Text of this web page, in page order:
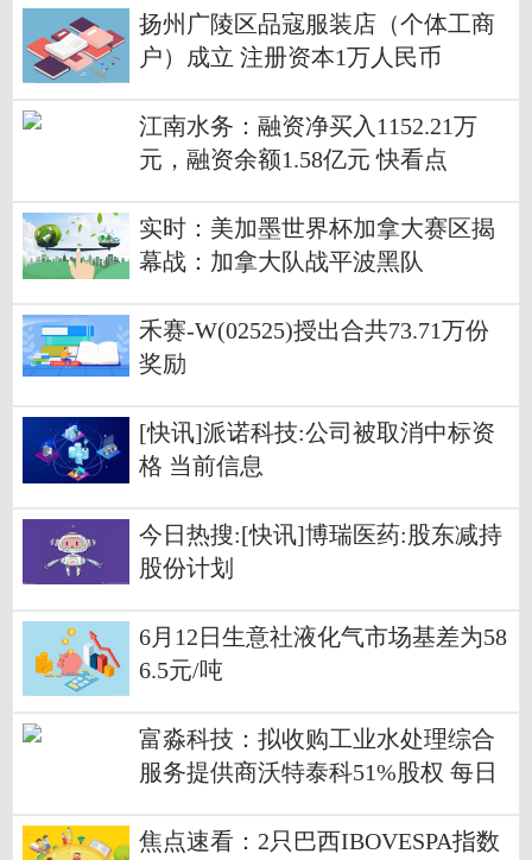
扬州广陵区品寇服装店（个体工商
户）成立 注册资本1万人民币
江南水务：融资净买入1152.21万
元，融资余额1.58亿元 快看点
实时：美加墨世界杯加拿大赛区揭
幕战：加拿大队战平波黑队
禾赛-W(02525)授出合共73.71万份
奖励
[快讯]派诺科技:公司被取消中标资
格 当前信息
今日热搜:[快讯]博瑞医药:股东减持
股份计划
6月12日生意社液化气市场基差为58
6.5元/吨
富淼科技：拟收购工业水处理综合
服务提供商沃特泰科51%股权 每日
焦点速看：2只巴西IBOVESPA指数